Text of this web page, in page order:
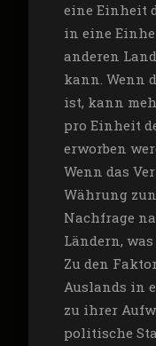
eine Einheit
in eine
anderen
kann. Wenn
ist, kann
pro Einheit
erworben
Wenn das
Währung
Nachfrage
Ländern,
Zu den
Auslands in
zu ihrer
politische